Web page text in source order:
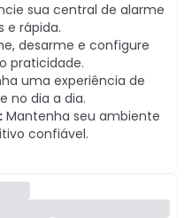
sua central de alarme
e rápida.
desarme e configure
praticidade.
uma experiência de
no dia a dia.
Mantenha seu ambiente
confiável.